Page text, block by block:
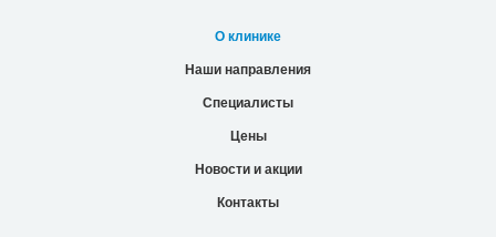
О клинике
Наши направления
Специалисты
Цены
Новости и акции
Контакты